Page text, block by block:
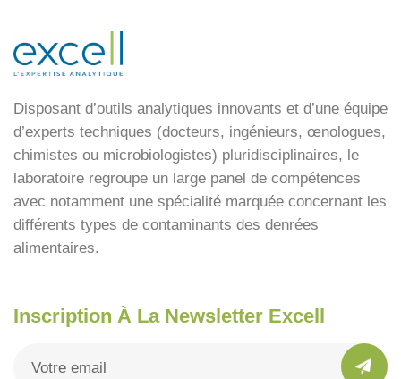
Disposant d’outils analytiques innovants et d’une équipe
d’experts techniques (docteurs, ingénieurs, œnologues,
chimistes ou microbiologistes) pluridisciplinaires, le
laboratoire regroupe un large panel de compétences
avec notamment une spécialité marquée concernant les
différents types de contaminants des denrées
alimentaires.
Inscription À La Newsletter Excell